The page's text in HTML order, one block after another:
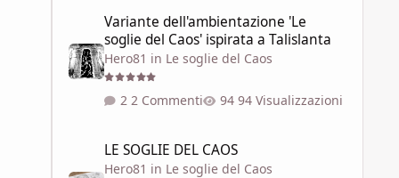
Variante dell'ambientazione 'Le
soglie del Caos' ispirata a Talislanta
Hero81 in Le soglie del Caos
2 Commenti 94 Visualizzazioni
LE SOGLIE DEL CAOS
Hero81 in Le soglie del Caos